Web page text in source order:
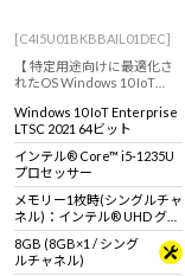
[C4I5U01BKBBAIL01DEC]
【 特定用途向けに最適化さ
れたOS Windows 10 IoT
とは異なります。 ※詳しく
は商品説明欄、Windows 10
IoT Enterprise特設ページを
ご覧ください】14型フルHD
液晶ノートパソコン
Windows 10 IoT Enterprise
LTSC 2021 64ビット
インテル® Core™ i5-1235U
プロセッサー
メモリー1枚時(シングルチャ
ネル)：インテル® UHD グラ
フィックス メモリー2枚時
(デュアルチャネル)：インテ
ル® Iris® Xe グラフィック
8GB (8GB×1 / シング
ルチャネル)